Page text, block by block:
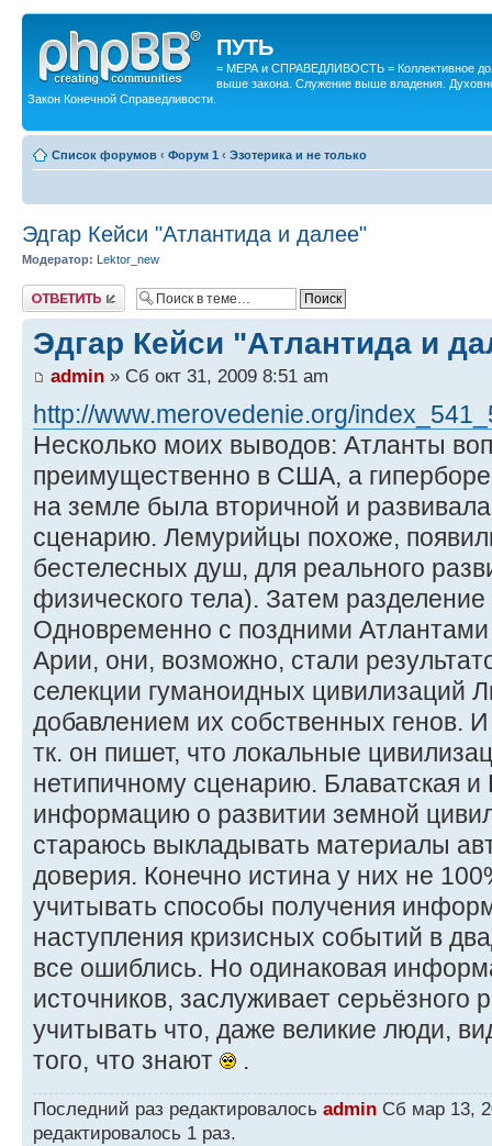
ПУТЬ
= МЕРА и СПРАВЕДЛИВОСТЬ = Коллективное
выше закона. Служение выше владения.
Закон Конечной Справедливости.
Список форумов ‹ Форум 1 ‹ Эзотерика и не только
Эдгар Кейси "Атлантида и далее"
Модератор: Lektor_new
Ответить
Эдгар Кейси "Атлантида и
admin » Сб окт 31, 2009 8:51 am
http://www.merovedenie.org/
Несколько моих выводов: Атланты
преимущественно в США, а
на земле была вторичной и
сценарию. Лемурийцы похоже,
бестелесных душ, для реального
физического тела). Затем
Одновременно с поздними
Арии, они, возможно, стали
селекции гуманоидных цивилизаций
добавлением их собственных генов.
тк. он пишет, что локальные
нетипичному сценарию. Блаватская
информацию о развитии земной
стараюсь выкладывать материалы
доверия. Конечно истина у них не
учитывать способы получения
наступления кризисных событий в
все ошиблись. Но одинаковая
источников, заслуживает
учитывать что, даже великие люди,
того, что знают
.
Последний раз редактировалось admin Сб мар 13,
редактировалось 1 раз.